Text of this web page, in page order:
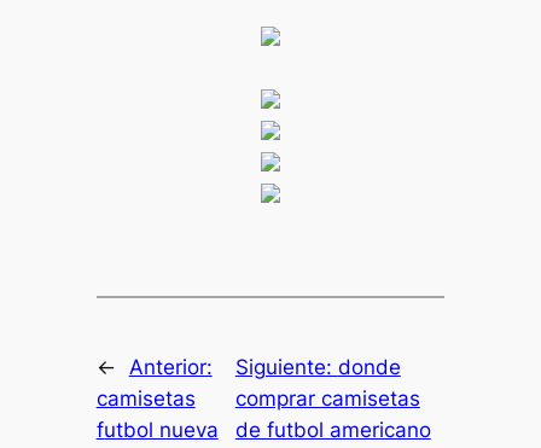
← Anterior:
camisetas
futbol nueva
Siguiente: donde
comprar camisetas
de futbol americano